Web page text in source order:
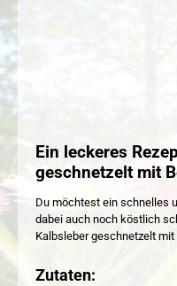
Ein leckeres
geschnetzelt mit
Du möchtest ein schnelles
dabei auch noch köstlich
Kalbsleber geschnetzelt
Zutaten: